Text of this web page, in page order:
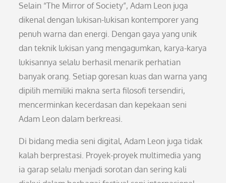
Selain “The Mirror of Society”, Adam Leon juga
dikenal dengan lukisan-lukisan kontemporer yang
penuh warna dan energi. Dengan gaya yang unik
dan teknik lukisan yang mengagumkan, karya-karya
lukisannya selalu berhasil menarik perhatian
banyak orang. Setiap goresan kuas dan warna yang
dipilih memiliki makna serta filosofi tersendiri,
mencerminkan kecerdasan dan kepekaan seni
Adam Leon dalam berkreasi.
Di bidang media seni digital, Adam Leon juga tidak
kalah berprestasi. Proyek-proyek multimedia yang
ia garap selalu menjadi sorotan dan sering kali